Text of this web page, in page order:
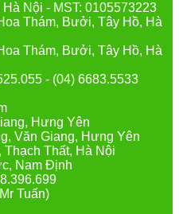
Nội - MST: 0105573223
Thám, Bưởi, Tây Hồ, Hà
Thám, Bưởi, Tây Hồ, Hà
- (04) 6683.5533
Hưng Yên
Văn Giang, Hưng Yên
Thất, Hà Nội
Nam Định
Tuấn)